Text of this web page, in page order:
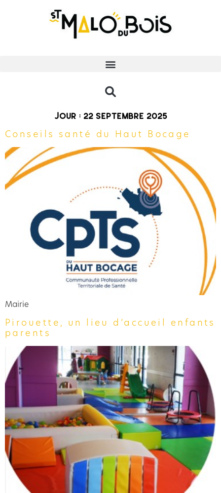
Jour : 22 septembre 2025
Conseils santé du Haut Bocage
Mairie
Pirouette, un lieu d’accueil enfants
parents